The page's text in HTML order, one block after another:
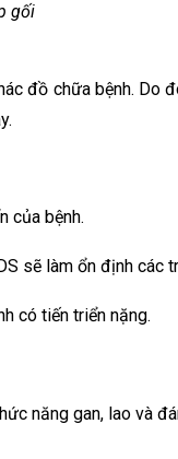
gối
đồ chữa bệnh. Do
của bệnh.
sẽ làm ổn định các
có tiến triển nặng.
năng gan, lao và